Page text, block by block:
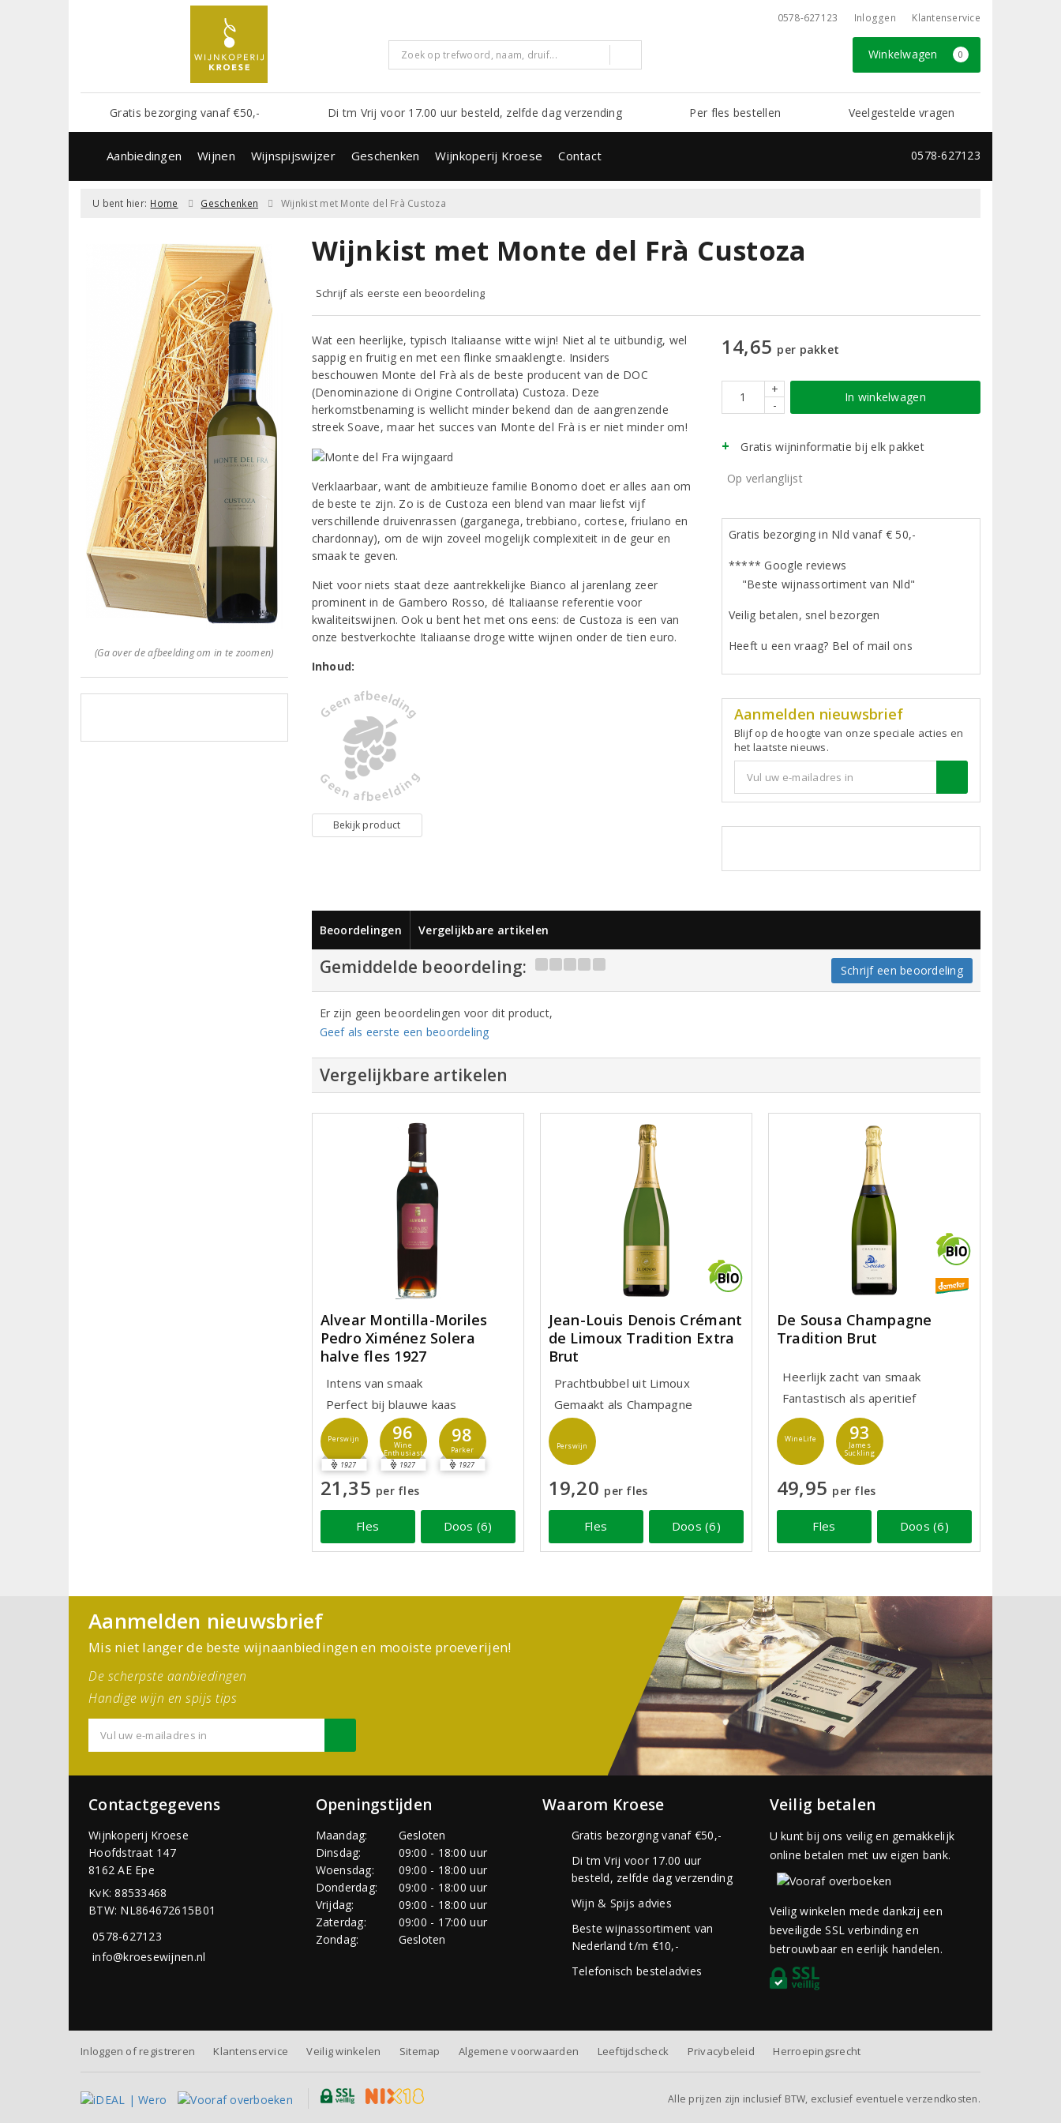
0578-627123 Inloggen Klantenservice
Winkelwagen 0
Gratis bezorging vanaf €50,- Di tm Vrij voor 17.00 uur besteld, zelfde dag verzending Per fles bestellen Veelgestelde vragen
Aanbiedingen Wijnen Wijnspijswijzer Geschenken Wijnkoperij Kroese Contact 0578-627123
U bent hier: Home Geschenken Wijnkist met Monte del Frà Custoza
(Ga over de afbeelding om in te zoomen)
Wijnkist met Monte del Frà Custoza
Schrijf als eerste een beoordeling
Wat een heerlijke, typisch Italiaanse witte wijn! Niet al te uitbundig, wel
sappig en fruitig en met een flinke smaaklengte. Insiders
beschouwen Monte del Frà als de beste producent van de DOC
(Denominazione di Origine Controllata) Custoza. Deze
herkomstbenaming is wellicht minder bekend dan de aangrenzende
streek Soave, maar het succes van Monte del Frà is er niet minder om!
Verklaarbaar, want de ambitieuze familie Bonomo doet er alles aan om
de beste te zijn. Zo is de Custoza een blend van maar liefst vijf
verschillende druivenrassen (garganega, trebbiano, cortese, friulano en
chardonnay), om de wijn zoveel mogelijk complexiteit in de geur en
smaak te geven.
Niet voor niets staat deze aantrekkelijke Bianco al jarenlang zeer
prominent in de Gambero Rosso, dé Italiaanse referentie voor
kwaliteitswijnen. Ook u bent het met ons eens: de Custoza is een van
onze bestverkochte Italiaanse droge witte wijnen onder de tien euro.
Inhoud:
Bekijk product
14,65 per pakket
+
-
In winkelwagen
Gratis wijninformatie bij elk pakket
Op verlanglijst
Gratis bezorging in Nld vanaf € 50,-
***** Google reviews
"Beste wijnassortiment van Nld"
Veilig betalen, snel bezorgen
Heeft u een vraag? Bel of mail ons
Aanmelden nieuwsbrief
Blijf op de hoogte van onze speciale acties en
het laatste nieuws.
Beoordelingen Vergelijkbare artikelen
Gemiddelde beoordeling: Schrijf een beoordeling
Er zijn geen beoordelingen voor dit product,
Geef als eerste een beoordeling
Vergelijkbare artikelen
Alvear Montilla-Moriles
Pedro Ximénez Solera
halve fles 1927
Intens van smaak
Perfect bij blauwe kaas
Perswijn
1927
96
Wine
Enthusiast
1927
98
Parker
1927
21,35 per fles
Fles Doos (6)
Jean-Louis Denois Crémant
de Limoux Tradition Extra
Brut
Prachtbubbel uit Limoux
Gemaakt als Champagne
Perswijn
19,20 per fles
Fles Doos (6)
De Sousa Champagne
Tradition Brut
Heerlijk zacht van smaak
Fantastisch als aperitief
WineLife 93
James
Suckling
49,95 per fles
Fles Doos (6)
Aanmelden nieuwsbrief
Mis niet langer de beste wijnaanbiedingen en mooiste proeverijen!
De scherpste aanbiedingen
Handige wijn en spijs tips
Contactgegevens
Wijnkoperij Kroese
Hoofdstraat 147
8162 AE Epe
KvK: 88533468
BTW: NL864672615B01
0578-627123
info@kroesewijnen.nl
Openingstijden
Maandag:
Gesloten
Dinsdag:
09:00 - 18:00 uur
Woensdag:
09:00 - 18:00 uur
Donderdag:
09:00 - 18:00 uur
Vrijdag:
09:00 - 18:00 uur
Zaterdag:
09:00 - 17:00 uur
Zondag:
Gesloten
Waarom Kroese
Gratis bezorging vanaf €50,-
Di tm Vrij voor 17.00 uur
besteld, zelfde dag verzending
Wijn & Spijs advies
Beste wijnassortiment van
Nederland t/m €10,-
Telefonisch besteladvies
Veilig betalen
U kunt bij ons veilig en gemakkelijk
online betalen met uw eigen bank.
Veilig winkelen mede dankzij een
beveiligde SSL verbinding en
betrouwbaar en eerlijk handelen.
Inloggen of registreren Klantenservice Veilig winkelen Sitemap Algemene voorwaarden Leeftijdscheck Privacybeleid Herroepingsrecht
Alle prijzen zijn inclusief BTW, exclusief eventuele verzendkosten.